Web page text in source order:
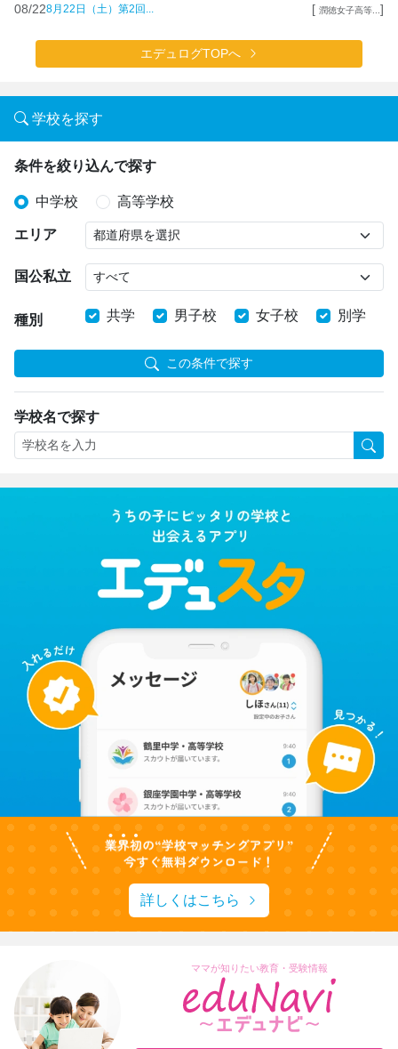
08/228月22日（土）第2回... [ 潤徳女子高等... ]
エデュログTOPへ
学校を探す
条件を絞り込んで探す
中学校 高等学校
エリア
国公私立
種別 共学 男子校 女子校 別学
この条件で探す
学校名で探す
詳しくはこちら
ママが知りたい教育・受験情報